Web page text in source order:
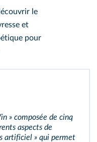
le
et
pour
» composée de cinq
aspects de
artificiel » qui permet